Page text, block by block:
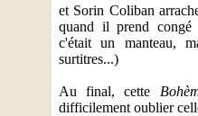
et Sorin Coliban
quand il prend
c'était un manteau,
surtitres...)
Au final, cette
difficilement oublier